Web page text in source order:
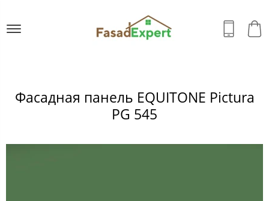
Фасадная панель EQUITONE Pictura
PG 545